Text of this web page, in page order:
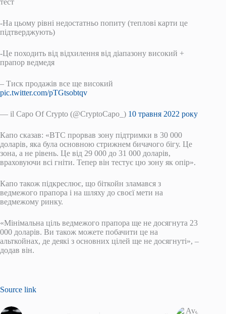
-На цьому рівні недостатньо попиту (теплові карти це
підтверджують)
-Це походить від відхилення від діапазону високий +
прапор ведмедя
– Тиск продажів все ще високий
pic.twitter.com/pTGtsobtqv
— il Capo Of Crypto (@CryptoCapo_) 10 травня 2022 року
Капо сказав: «BTC прорвав зону підтримки в 30 000
доларів, яка була основною стрижнем бичачого бігу. Це
зона, а не рівень. Це від 29 000 до 31 000 доларів,
враховуючи всі гніти. Тепер він тестує цю зону як опір».
Капо також підкреслює, що біткойн зламався з
ведмежого прапора і на шляху до своєї мети на
ведмежому ринку.
«Мінімальна ціль ведмежого прапора ще не досягнута 23
000 доларів. Ви також можете побачити це на
альткойнах, де деякі з основних цілей ще не досягнуті», –
додав він.
Source link